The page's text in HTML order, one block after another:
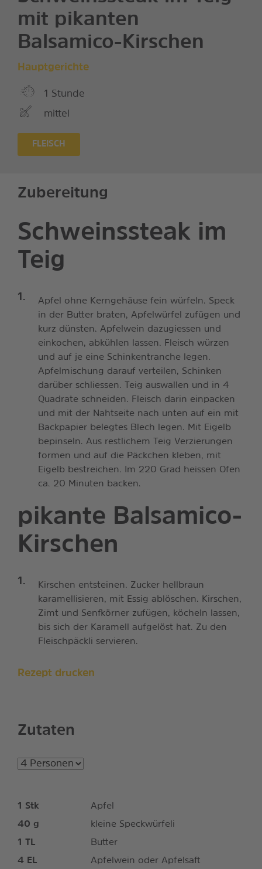
mit pikanten
Balsamico-Kirschen
Hauptgerichte
1 Stunde
mittel
FLEISCH
Zubereitung
Schweinssteak im
Teig
Apfel ohne Kerngehäuse fein würfeln. Speck
in der Butter braten, Apfelwürfel zufügen und
kurz dünsten. Apfelwein dazugiessen und
einkochen, abkühlen lassen. Fleisch würzen
und auf je eine Schinkentranche legen.
Apfelmischung darauf verteilen, Schinken
darüber schliessen. Teig auswallen und in 4
Quadrate schneiden. Fleisch darin einpacken
und mit der Nahtseite nach unten auf ein mit
Backpapier belegtes Blech legen. Mit Eigelb
bepinseln. Aus restlichem Teig Verzierungen
formen und auf die Päckchen kleben, mit
Eigelb bestreichen. Im 220 Grad heissen Ofen
ca. 20 Minuten backen.
pikante Balsamico-
Kirschen
Kirschen entsteinen. Zucker hellbraun
karamellisieren, mit Essig ablöschen. Kirschen,
Zimt und Senfkörner zufügen, köcheln lassen,
bis sich der Karamell aufgelöst hat. Zu den
Fleischpäckli servieren.
Rezept drucken
Zutaten
1 Stk
Apfel
40 g
kleine Speckwürfeli
1 TL
Butter
4 EL
Apfelwein oder Apfelsaft